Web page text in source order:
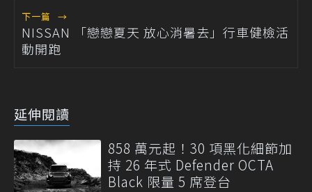
下一篇 →
NISSAN 「戀戀夏天 放心消暑去」行車健檢活
動開跑
延伸閱讀
858 萬元起！30 項黑化細節加
持 26 年式 Defender OCTA
Black 限量 5 席登台